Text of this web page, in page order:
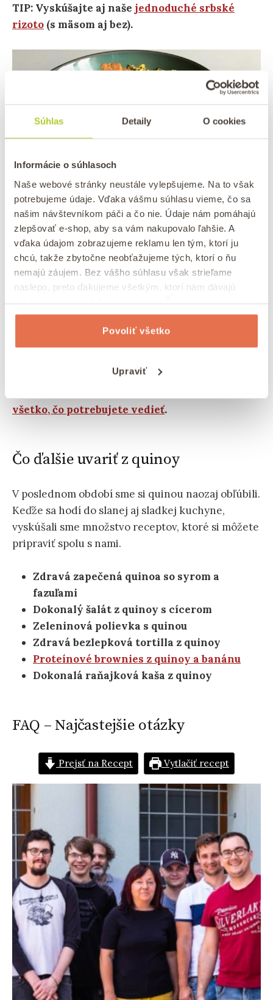
Súhlas Detaily O cookies
Informácie o súhlasoch
Naše webové stránky neustále vylepšujeme. Na to však
potrebujeme údaje. Vďaka vášmu súhlasu vieme, čo sa
našim návštevníkom páči a čo nie. Údaje nám pomáhajú
zlepšovať e-shop, aby sa vám nakupovalo ľahšie. A
vďaka údajom zobrazujeme reklamu len tým, ktorí ju
chcú, takže zbytočne neobťažujeme tých, ktorí o ňu
nemajú záujem. Bez vášho súhlasu však strieľame
naslepo, preto ďakujeme všetkým, ktorí nám dávajú
Povoliť všetko
Upraviť
TIP: Vyskúšajte aj naše jednoduché srbské
rizoto (s mäsom aj bez).
S čím podávať ázijské kari rizoto z
quinoy
Keď je quinoa mäkká, nechajte ju ešte 5 minút
odpočinúť.
Potom servírujte kari rizoto z quinoy s
Recept si môžete prispôsobiť podľa chuti
doň občas pridávame napríklad zelený hrášok
všetko, čo potrebujete vedieť.
Čo ďalšie uvariť z quinoy
V poslednom období sme si quinou naozaj obľúbili.
Keďže sa hodí do slanej aj sladkej kuchyne,
vyskúšali sme množstvo receptov, ktoré si môžete
pripraviť spolu s nami.
Zdravá zapečená quinoa so syrom a
fazuľami
Dokonalý šalát z quinoy s cícerom
Zeleninová polievka s quinou
Zdravá bezlepková tortilla z quinoy
Proteínové brownies z quinoy a banánu
Dokonalá raňajková kaša z quinoy
FAQ – Najčastejšie otázky
Prejsť na Recept Vytlačiť recept